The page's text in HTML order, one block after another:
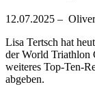
12.07.2025 –
Lisa Tertsch hat
der World Triathlon
weiteres Top-Ten-
abgeben.